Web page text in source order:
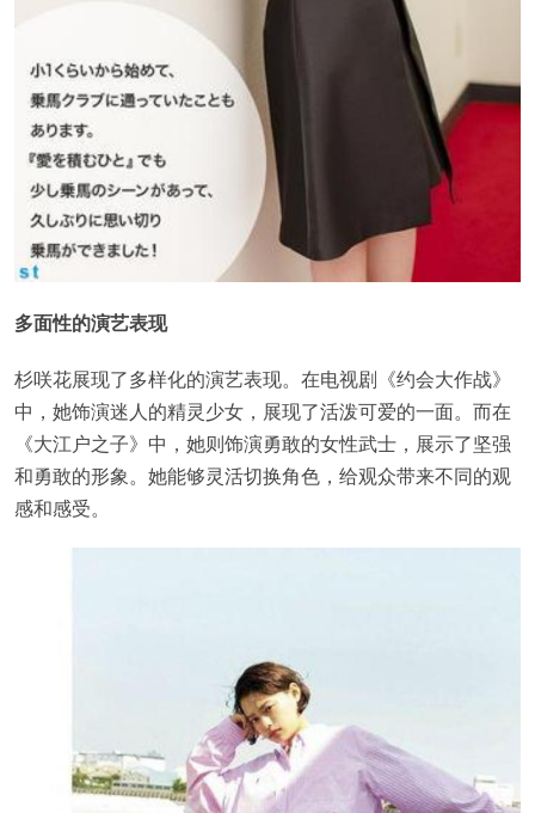
多面性的演艺表现
杉咲花展现了多样化的演艺表现。在电视剧《约会大作战》
中，她饰演迷人的精灵少女，展现了活泼可爱的一面。而在
《大江户之子》中，她则饰演勇敢的女性武士，展示了坚强
和勇敢的形象。她能够灵活切换角色，给观众带来不同的观
感和感受。